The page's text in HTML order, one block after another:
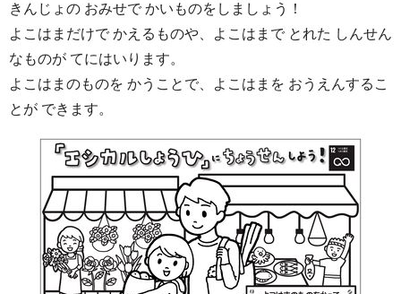
きんじょの おみせで かいものをしましょう！
よこはまだけで かえるものや、よこはまで とれた しんせん
なものが てにはいります。
よこはまのものを かうことで、よこはまを おうえんするこ
とが できます。